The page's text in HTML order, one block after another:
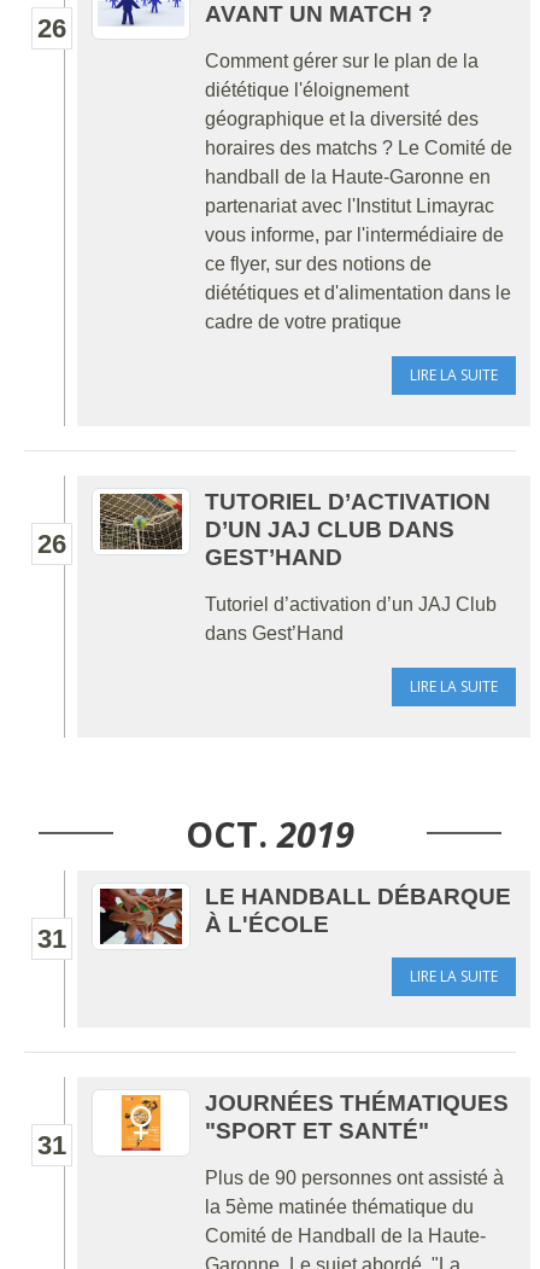
26
AVANT UN MATCH ?
Comment gérer sur le plan de la
diététique l'éloignement
géographique et la diversité des
horaires des matchs ? Le Comité de
handball de la Haute-Garonne en
partenariat avec l'Institut Limayrac
vous informe, par l'intermédiaire de
ce flyer, sur des notions de
diététiques et d'alimentation dans le
cadre de votre pratique
LIRE LA SUITE
26
TUTORIEL D’ACTIVATION
D’UN JAJ CLUB DANS
GEST’HAND
Tutoriel d’activation d’un JAJ Club
dans Gest’Hand
LIRE LA SUITE
OCT. 2019
31
LE HANDBALL DÉBARQUE
À L'ÉCOLE
LIRE LA SUITE
31
JOURNÉES THÉMATIQUES
"SPORT ET SANTÉ"
Plus de 90 personnes ont assisté à
la 5ème matinée thématique du
Comité de Handball de la Haute-
Garonne. Le sujet abordé, "La